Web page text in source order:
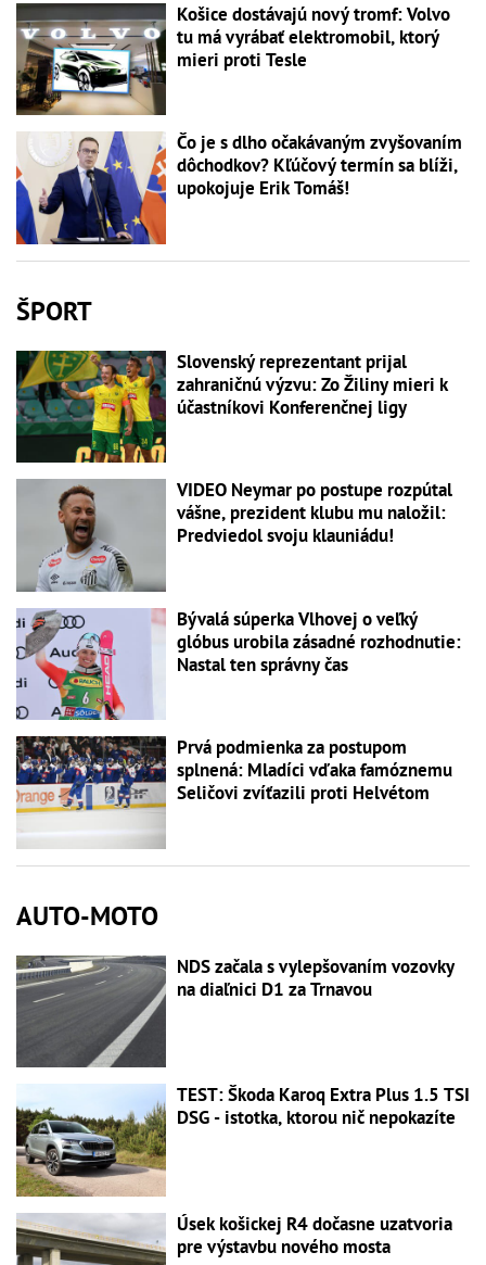
Košice dostávajú nový tromf: Volvo
tu má vyrábať elektromobil, ktorý
mieri proti Tesle
Čo je s dlho očakávaným zvyšovaním
dôchodkov? Kľúčový termín sa blíži,
upokojuje Erik Tomáš!
ŠPORT
Slovenský reprezentant prijal
zahraničnú výzvu: Zo Žiliny mieri k
účastníkovi Konferenčnej ligy
VIDEO Neymar po postupe rozpútal
vášne, prezident klubu mu naložil:
Predviedol svoju klauniádu!
Bývalá súperka Vlhovej o veľký
glóbus urobila zásadné rozhodnutie:
Nastal ten správny čas
Prvá podmienka za postupom
splnená: Mladíci vďaka famóznemu
Seličovi zvíťazili proti Helvétom
AUTO-MOTO
NDS začala s vylepšovaním vozovky
na diaľnici D1 za Trnavou
TEST: Škoda Karoq Extra Plus 1.5 TSI
DSG - istotka, ktorou nič nepokazíte
Úsek košickej R4 dočasne uzatvoria
pre výstavbu nového mosta